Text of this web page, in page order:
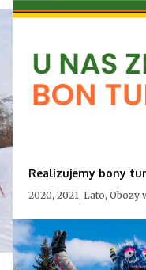
Realizujemy bony
2020, 2021, Lato, Obozy